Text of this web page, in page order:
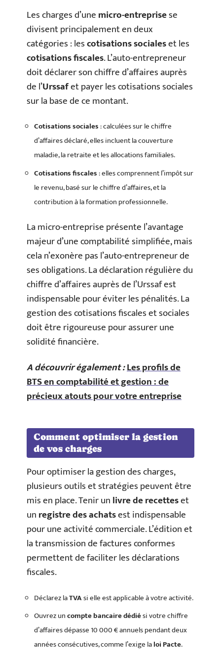
Les charges d’unemicro-entreprisese
divisent principalement en deux
catégories : lescotisations socialeset les
cotisations fiscales. L’auto-entrepreneur
doit déclarer son chiffre d’affaires auprès
de l’Urssafet payer les cotisations sociales
sur la base de ce montant.
Cotisations sociales: calculées sur le chiffre
d’affaires déclaré, elles incluent la couverture
maladie, la retraite et les allocations familiales.
Cotisations fiscales: elles comprennent l’impôt sur
le revenu, basé sur le chiffre d’affaires, et la
contribution à la formation professionnelle.
La micro-entreprise présente l’avantage
majeur d’une comptabilité simplifiée, mais
cela n’exonère pas l’auto-entrepreneur de
ses obligations. La déclaration régulière du
chiffre d’affaires auprès de l’Urssaf est
indispensable pour éviter les pénalités. La
gestion des cotisations fiscales et sociales
doit être rigoureuse pour assurer une
solidité financière.
A découvrir également :Les profils de
BTS en comptabilité et gestion : de
précieux atouts pour votre entreprise
Comment optimiser la gestion
de vos charges
Pour optimiser la gestion des charges,
plusieurs outils et stratégies peuvent être
mis en place. Tenir unlivre de recetteset
unregistre des achatsest indispensable
pour une activité commerciale. L’édition et
la transmission de factures conformes
permettent de faciliter les déclarations
fiscales.
Déclarez laTVAsi elle est applicable à votre activité.
Ouvrez uncompte bancaire dédiési votre chiffre
d’affaires dépasse 10 000 € annuels pendant deux
années consécutives, comme l’exige laloi Pacte.